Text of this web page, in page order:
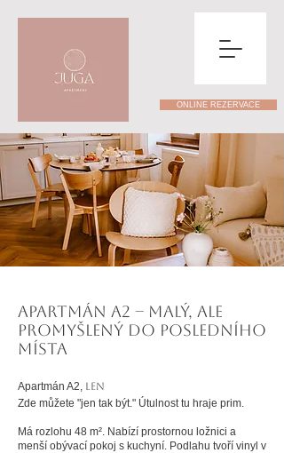
ONLINE REZERVACE
Apartmán A2 – malý, ale
promyšlený do posledního
místa
Apartmán A2, LEN
Zde můžete "jen tak být." Útulnost tu hraje prim.
​Má rozlohu 48 m². Nabízí prostornou ložnici a
menší obývací pokoj s kuchyní. Podlahu tvoří vinyl v